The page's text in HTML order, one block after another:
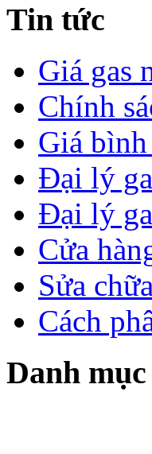
Tin tức
Giá gas
Chính
Giá
Đại lý
Đại lý
Cửa
Sửa
Cách
Danh